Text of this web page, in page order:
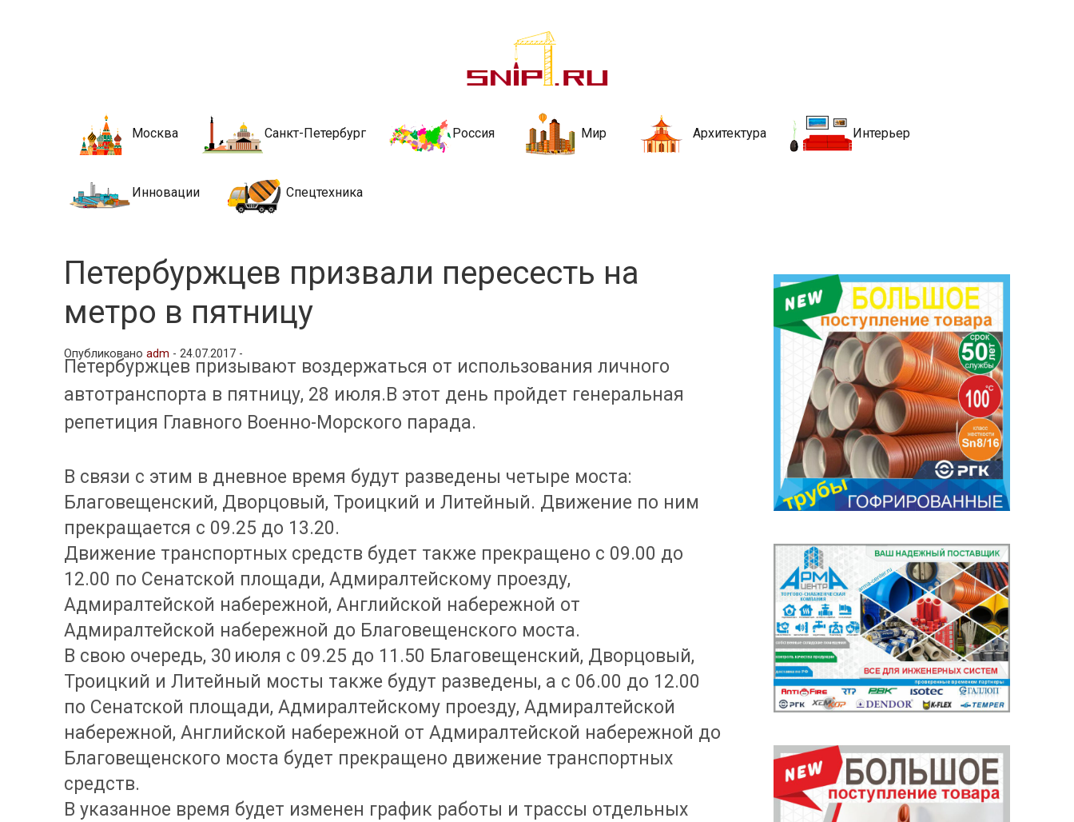
Новости строительства и недвижимости
стройкой рубрики
Москва Санкт-Петербург Россия Мир Архитектура Интерьер
Инновации Спецтехника
Петербуржцев призвали пересесть на
метро в пятницу
Опубликованоadm -24.07.2017 -
Петербуржцев призывают воздержаться от использования личного
автотранспорта в пятницу, 28 июля.В этот день пройдет генеральная
репетиция Главного Военно-Морского парада.
В связи с этим в дневное время будут разведены четыре моста:
Благовещенский, Дворцовый, Троицкий и Литейный. Движение по ним
прекращается с 09.25 до 13.20.
Движение транспортных средств будет также прекращено с 09.00 до
12.00 по Сенатской площади, Адмиралтейскому проезду,
Адмиралтейской набережной, Английской набережной от
Адмиралтейской набережной до Благовещенского моста.
В свою очередь, 30 июля с 09.25 до 11.50 Благовещенский, Дворцовый,
Троицкий и Литейный мосты также будут разведены, а с 06.00 до 12.00
по Сенатской площади, Адмиралтейскому проезду, Адмиралтейской
набережной, Английской набережной от Адмиралтейской набережной до
Благовещенского моста будет прекращено движение транспортных
средств.
В указанное время будет изменен график работы и трассы отдельных